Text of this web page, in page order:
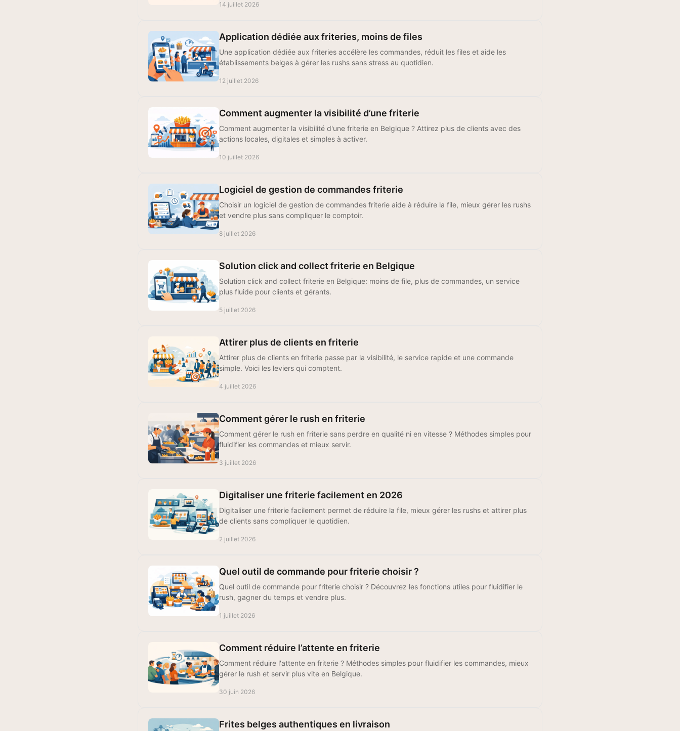
14 juillet 2026
Application dédiée aux friteries, moins de files
Une application dédiée aux friteries accélère les commandes, réduit les files et aide les
établissements belges à gérer les rushs sans stress au quotidien.
12 juillet 2026
Comment augmenter la visibilité d’une friterie
Comment augmenter la visibilité d'une friterie en Belgique ? Attirez plus de clients avec des
actions locales, digitales et simples à activer.
10 juillet 2026
Logiciel de gestion de commandes friterie
Choisir un logiciel de gestion de commandes friterie aide à réduire la file, mieux gérer les rushs
et vendre plus sans compliquer le comptoir.
8 juillet 2026
Solution click and collect friterie en Belgique
Solution click and collect friterie en Belgique: moins de file, plus de commandes, un service
plus fluide pour clients et gérants.
5 juillet 2026
Attirer plus de clients en friterie
Attirer plus de clients en friterie passe par la visibilité, le service rapide et une commande
simple. Voici les leviers qui comptent.
4 juillet 2026
Comment gérer le rush en friterie
Comment gérer le rush en friterie sans perdre en qualité ni en vitesse ? Méthodes simples pour
fluidifier les commandes et mieux servir.
3 juillet 2026
Digitaliser une friterie facilement en 2026
Digitaliser une friterie facilement permet de réduire la file, mieux gérer les rushs et attirer plus
de clients sans compliquer le quotidien.
2 juillet 2026
Quel outil de commande pour friterie choisir ?
Quel outil de commande pour friterie choisir ? Découvrez les fonctions utiles pour fluidifier le
rush, gagner du temps et vendre plus.
1 juillet 2026
Comment réduire l’attente en friterie
Comment réduire l'attente en friterie ? Méthodes simples pour fluidifier les commandes, mieux
gérer le rush et servir plus vite en Belgique.
30 juin 2026
Frites belges authentiques en livraison